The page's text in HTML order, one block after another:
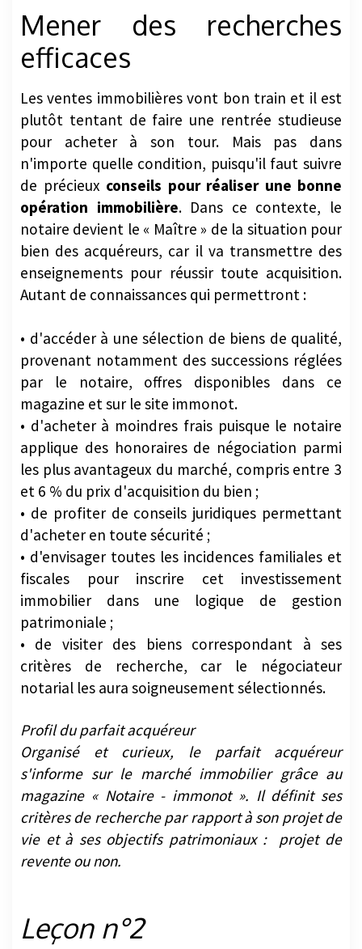
Mener des recherches
efficaces
Les ventes immobilières vont bon train et il est
plutôt tentant de faire une rentrée studieuse
pour acheter à son tour. Mais pas dans
n'importe quelle condition, puisqu'il faut suivre
de précieux conseils pour réaliser une bonne
opération immobilière. Dans ce contexte, le
notaire devient le « Maître » de la situation pour
bien des acquéreurs, car il va transmettre des
enseignements pour réussir toute acquisition.
Autant de connaissances qui permettront :
• d'accéder à une sélection de biens de qualité,
provenant notamment des successions réglées
par le notaire, offres disponibles dans ce
magazine et sur le site immonot.
• d'acheter à moindres frais puisque le notaire
applique des honoraires de négociation parmi
les plus avantageux du marché, compris entre 3
et 6 % du prix d'acquisition du bien ;
• de profiter de conseils juridiques permettant
d'acheter en toute sécurité ;
• d'envisager toutes les incidences familiales et
fiscales pour inscrire cet investissement
immobilier dans une logique de gestion
patrimoniale ;
• de visiter des biens correspondant à ses
critères de recherche, car le négociateur
notarial les aura soigneusement sélectionnés.
Profil du parfait acquéreur
Organisé et curieux, le parfait acquéreur
s'informe sur le marché immobilier grâce au
magazine « Notaire - immonot ». Il définit ses
critères de recherche par rapport à son projet de
vie et à ses objectifs patrimoniaux : projet de
revente ou non.
Leçon n°2